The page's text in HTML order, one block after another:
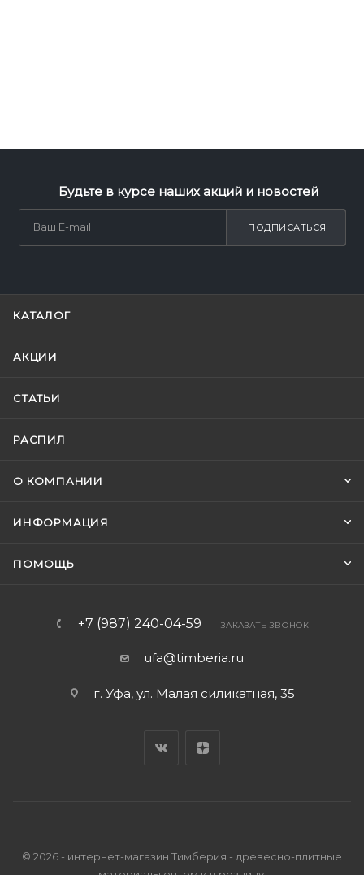
Будьте в курсе наших акций и новостей
ПОДПИСАТЬСЯ
КАТАЛОГ
АКЦИИ
СТАТЬИ
РАСПИЛ
О КОМПАНИИ
ИНФОРМАЦИЯ
ПОМОЩЬ
+7 (987) 240-04-59 ЗАКАЗАТЬ ЗВОНОК
ufa@timberia.ru
г. Уфа, ул. Малая силикатная, 35
© 2026 - интернет-магазин Тимберия - древесно-плитные